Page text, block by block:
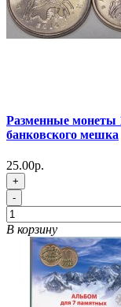
Разменные монеты
банковского мешка
25.00р.
+
-
В корзину